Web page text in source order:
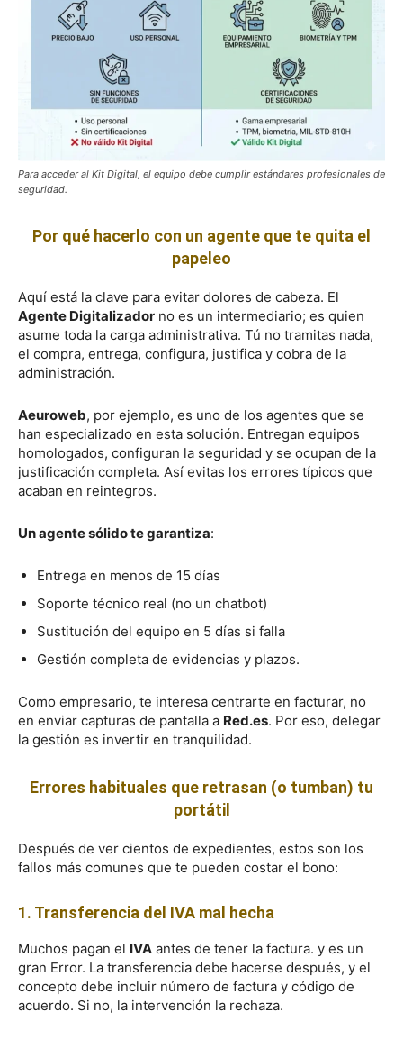
Para acceder al Kit Digital, el equipo debe cumplir estándares profesionales de
seguridad.
Por qué hacerlo con un agente que te quita el
papeleo
Aquí está la clave para evitar dolores de cabeza. El
Agente Digitalizador no es un intermediario; es quien
asume toda la carga administrativa. Tú no tramitas nada,
el compra, entrega, configura, justifica y cobra de la
administración.
Aeuroweb, por ejemplo, es uno de los agentes que se
han especializado en esta solución. Entregan equipos
homologados, configuran la seguridad y se ocupan de la
justificación completa. Así evitas los errores típicos que
acaban en reintegros.
Un agente sólido te garantiza:
Entrega en menos de 15 días
Soporte técnico real (no un chatbot)
Sustitución del equipo en 5 días si falla
Gestión completa de evidencias y plazos.
Como empresario, te interesa centrarte en facturar, no
en enviar capturas de pantalla a Red.es. Por eso, delegar
la gestión es invertir en tranquilidad.
Errores habituales que retrasan (o tumban) tu
portátil
Después de ver cientos de expedientes, estos son los
fallos más comunes que te pueden costar el bono:
1. Transferencia del IVA mal hecha
Muchos pagan el IVA antes de tener la factura. y es un
gran Error. La transferencia debe hacerse después, y el
concepto debe incluir número de factura y código de
acuerdo. Si no, la intervención la rechaza.